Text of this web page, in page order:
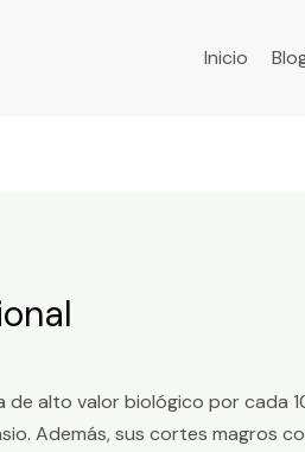
Inicio
alto valor biológico por cada
Además, sus cortes magros